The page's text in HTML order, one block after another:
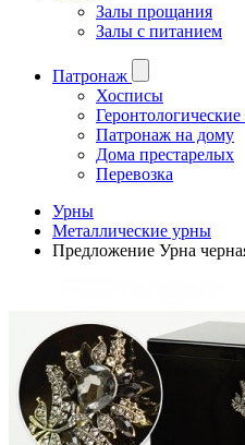
Залы прощания
Залы с питанием
Патронаж
Хосписы
Патронаж на дому
Дома престарелых
Перевозка
Урны
Металлические урны
Предложение Урна